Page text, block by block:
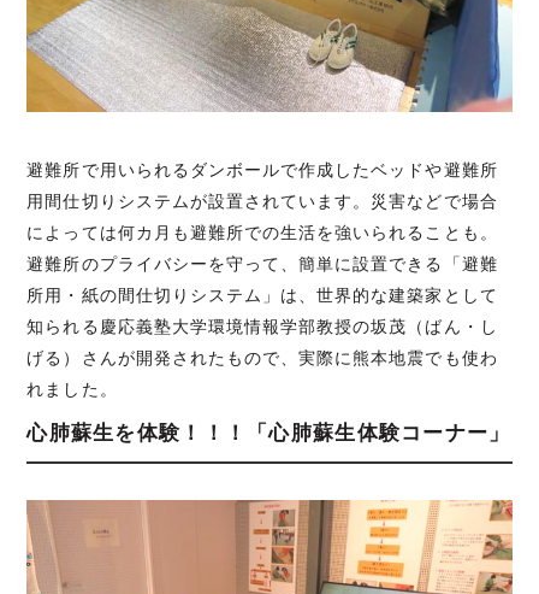
避難所で用いられるダンボールで作成したベッドや避難所
用間仕切りシステムが設置されています。災害などで場合
によっては何カ月も避難所での生活を強いられることも。
避難所のプライバシーを守って、簡単に設置できる「避難
所用・紙の間仕切りシステム」は、世界的な建築家として
知られる慶応義塾大学環境情報学部教授の坂茂（ばん・し
げる）さんが開発されたもので、実際に熊本地震でも使わ
れました。
心肺蘇生を体験！！！「心肺蘇生体験コーナー」